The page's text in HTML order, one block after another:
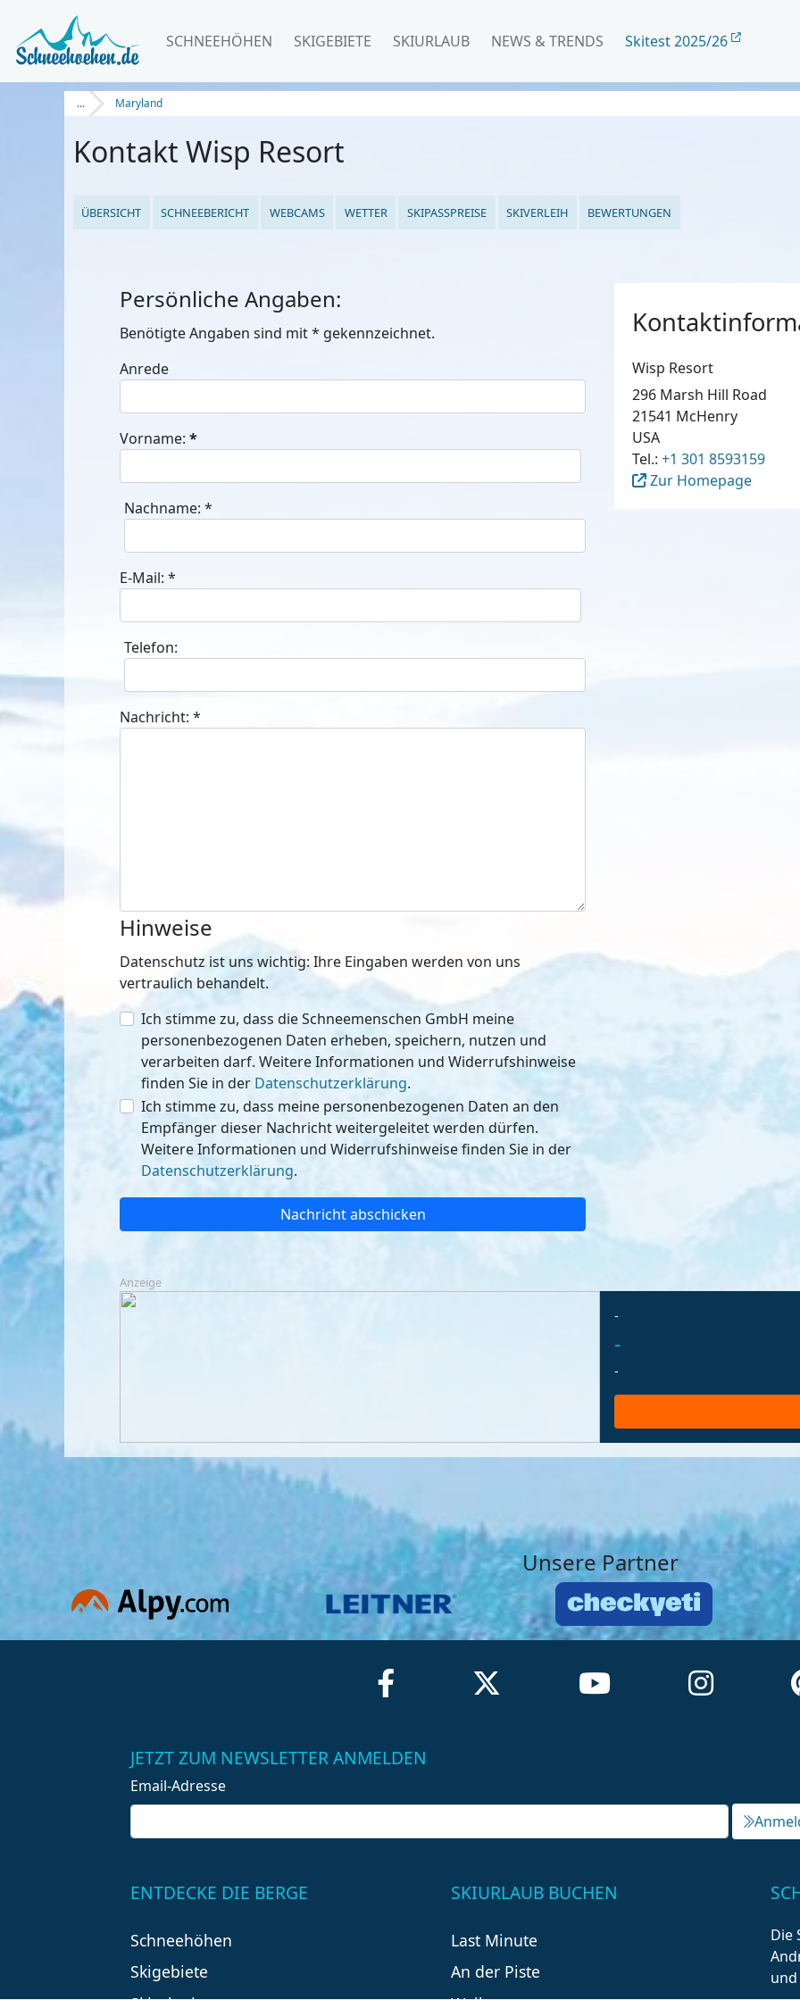
SCHNEEHÖHEN SKIGEBIETE SKIURLAUB NEWS & TRENDS Skitest 2025/26
... Maryland
Kontakt Wisp Resort
ÜBERSICHT SCHNEEBERICHT WEBCAMS WETTER SKIPASSPREISE SKIVERLEIH BEWERTUNGEN
Persönliche Angaben:
Benötigte Angaben sind mit* gekennzeichnet.
Anrede
Vorname: *
Nachname: *
E-Mail: *
Telefon:
Nachricht: *
Hinweise
Datenschutz ist uns wichtig: Ihre Eingaben werden von uns
vertraulich behandelt.
Ich stimme zu, dass die Schneemenschen GmbH meine
personenbezogenen Daten erheben, speichern, nutzen und
verarbeiten darf. Weitere Informationen und Widerrufshinweise
finden Sie in der Datenschutzerklärung.
Ich stimme zu, dass meine personenbezogenen Daten an den
Empfänger dieser Nachricht weitergeleitet werden dürfen.
Weitere Informationen und Widerrufshinweise finden Sie in der
Datenschutzerklärung.
Nachricht abschicken
Wisp Resort
296 Marsh Hill Road
21541 McHenry
USA
Tel.: +1 301 8593159
Zur Homepage
Anzeige
-
-
-
Unsere Partner
JETZT ZUM NEWSLETTER ANMELDEN
Email-Adresse
ENTDECKE DIE BERGE
Schneehöhen
Skigebiete
SKIURLAUB BUCHEN
Last Minute
An der Piste
Die